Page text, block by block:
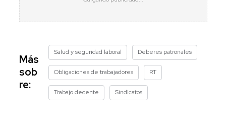
Más
sob
re:
Salud y seguridad laboral Deberes patronales
Obligaciones de trabajadores RT
Trabajo decente Sindicatos